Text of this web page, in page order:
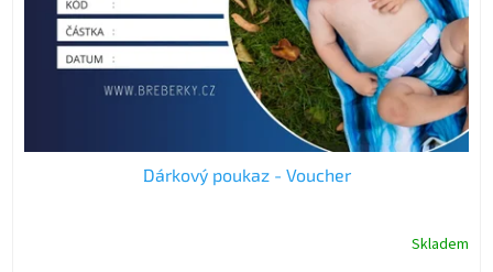
Dárkový poukaz - Voucher
Skladem